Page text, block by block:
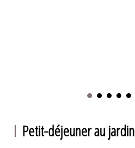
Petit-déjeuner au jardin